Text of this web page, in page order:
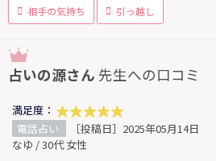
相手の気持ち 引っ越し
占いの源さん 先生への口コミ
満足度：
電話占い
［投稿日］2025年05月14日
なゆ / 30代 女性